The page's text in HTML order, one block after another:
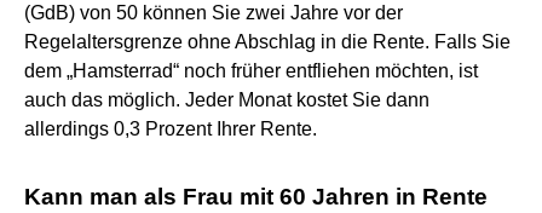
(GdB) von 50 können Sie zwei Jahre vor der
Regelaltersgrenze ohne Abschlag in die Rente. Falls Sie
dem „Hamsterrad“ noch früher entfliehen möchten, ist
auch das möglich. Jeder Monat kostet Sie dann
allerdings 0,3 Prozent Ihrer Rente.
Kann man als Frau mit 60 Jahren in Rente